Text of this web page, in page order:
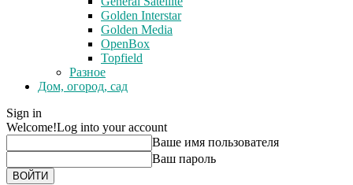
Golden Interstar
Golden Media
OpenBox
Topfield
Разное
Дом, огород, сад
Sign in
Welcome!Log into your account
Ваше имя пользователя
Ваш пароль